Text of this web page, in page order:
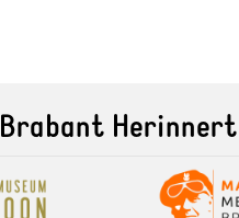
Brabant